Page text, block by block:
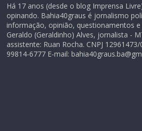
Há 17 anos (desde o blog Imprensa
opinando. Bahia40graus é jornalismo
informação, opinião, questionamentos e
Geraldo (Geraldinho) Alves, jornalista -
assistente: Ruan Rocha. CNPJ
99814-6777 E-mail: